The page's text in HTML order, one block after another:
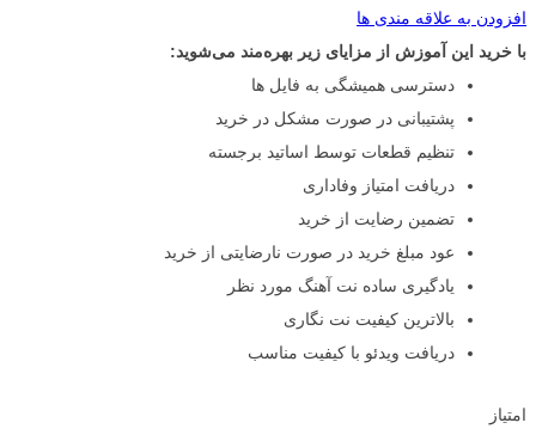
افزودن به علاقه مندی ها
با خرید این آموزش از مزایای زیر بهره‌مند می‌شوید:
دسترسی همیشگی به فایل ها
پشتیبانی در صورت مشکل در خرید
تنظیم قطعات توسط اساتید برجسته
دریافت امتیاز وفاداری
تضمین رضایت از خرید
عود مبلغ خرید در صورت نارضایتی از خرید
یادگیری ساده نت آهنگ مورد نظر
بالاترین کیفیت نت نگاری
دریافت ویدئو با کیفیت مناسب
امتیاز